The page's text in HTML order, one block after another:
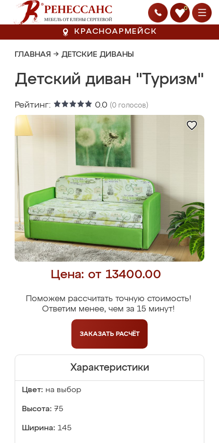
0
КРАСНОАРМЕЙСК
ГЛАВНАЯ → ДЕТСКИЕ ДИВАНЫ
Детский диван "Туризм"
Рейтинг: 0.0 (0 голосов)
Цена: от 13400.00
Поможем рассчитать точную стоимость!
Ответим менее, чем за 15 минут!
ЗАКАЗАТЬ РАСЧЁТ
Характеристики
Цвет: на выбор
Высота: 75
Ширина: 145